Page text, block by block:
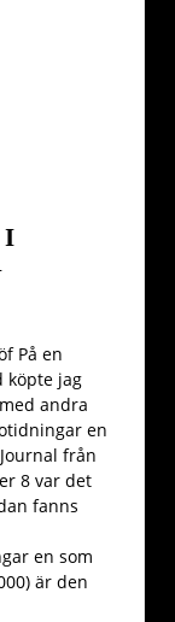
I
På en
köpte jag
andra
en
från
8 var det
fanns
en som
är den